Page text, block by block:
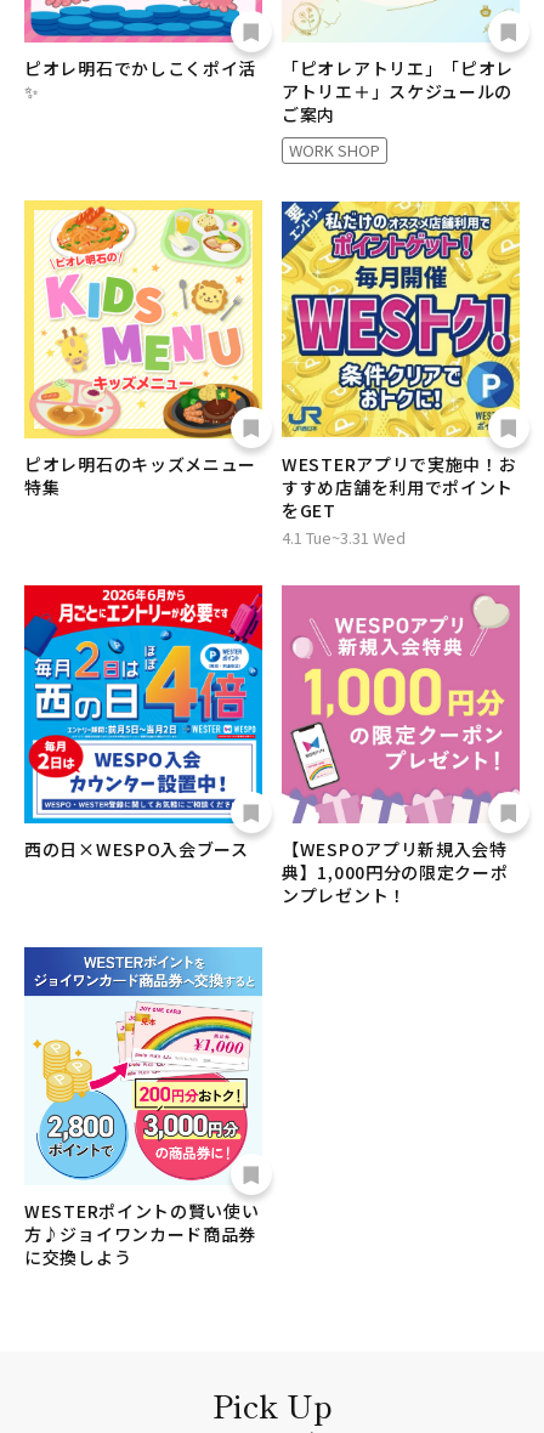
ピオレ明石でかしこくポイ活
✨
「ピオレアトリエ」「ピオレ
アトリエ＋」スケジュールの
ご案内
WORK SHOP
ピオレ明石のキッズメニュー
特集
WESTERアプリで実施中！お
すすめ店舗を利用でポイント
をGET
4.1 Tue~3.31 Wed
西の日×WESPO入会ブース
【WESPOアプリ新規入会特
典】1,000円分の限定クーポ
ンプレゼント！
WESTERポイントの賢い使い
方♪ジョイワンカード商品券
に交換しよう